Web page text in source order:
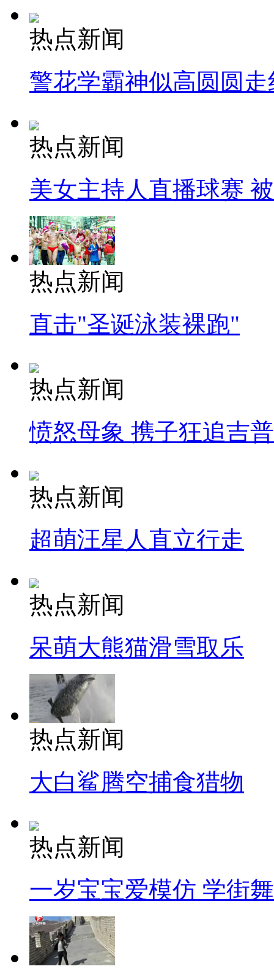
热点新闻
警花学霸神似高圆圆走
热点新闻
美女主持人直播球赛
热点新闻
直击"圣诞泳装裸跑"
热点新闻
愤怒母象 携子狂追吉
热点新闻
超萌汪星人直立行走
热点新闻
呆萌大熊猫滑雪取乐
热点新闻
大白鲨腾空捕食猎物
热点新闻
一岁宝宝爱模仿 学街